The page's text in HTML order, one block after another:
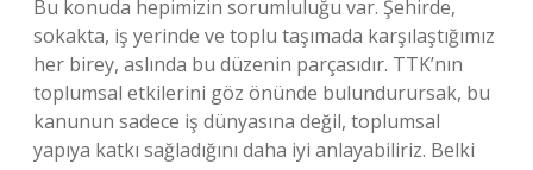
Bu konuda hepimizin sorumluluğu var. Şehirde,
sokakta, iş yerinde ve toplu taşımada karşılaştığımız
her birey, aslında bu düzenin parçasıdır. TTK’nın
toplumsal etkilerini göz önünde bulundurursak, bu
kanunun sadece iş dünyasına değil, toplumsal
yapıya katkı sağladığını daha iyi anlayabiliriz. Belki